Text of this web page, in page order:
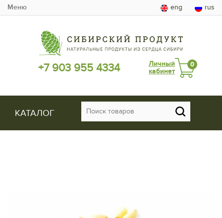
Меню eng rus
+7 903 955 4334
Личный
кабинет
0
КАТАЛОГ